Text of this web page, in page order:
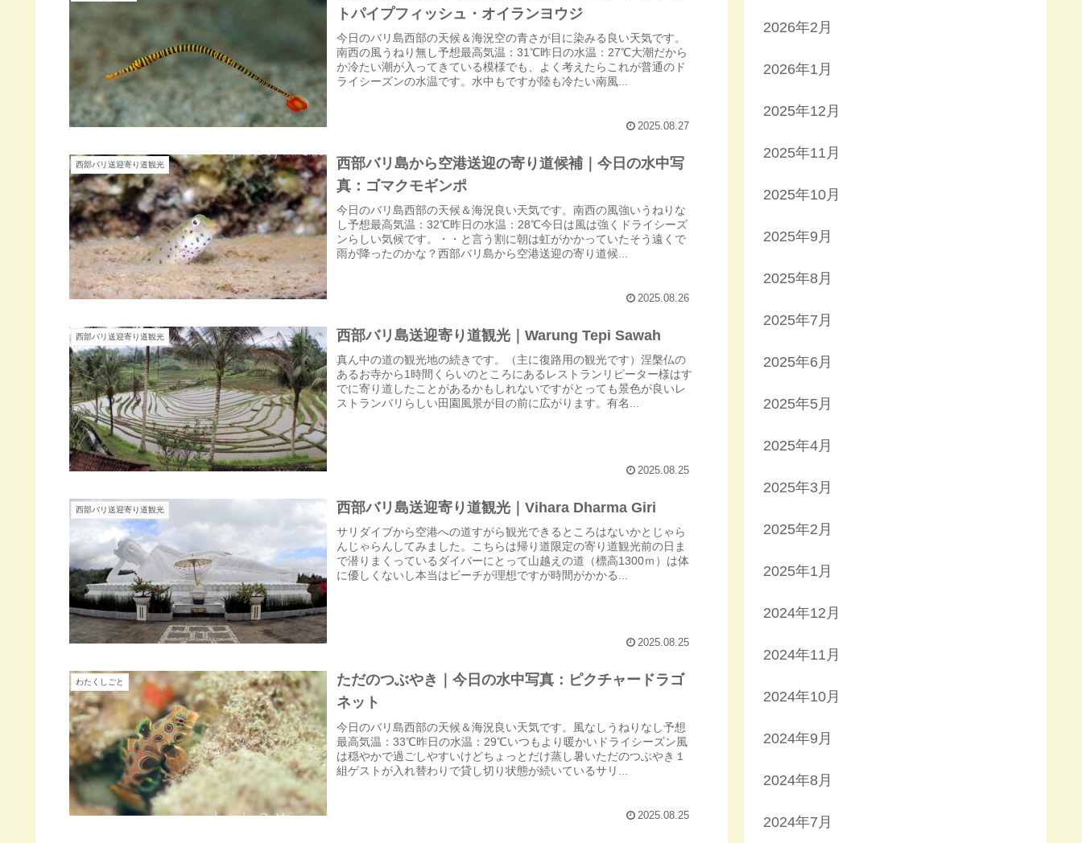
トパイプフィッシュ・オイランヨウジ
今日のバリ島西部の天候＆海況空の青さが目に染みる良い天気です。
南西の風うねり無し予想最高気温：31℃昨日の水温：27℃大潮だから
か冷たい潮が入ってきている模様でも、よく考えたらこれが普通のド
ライシーズンの水温です。水中もですが陸も冷たい南風...
2025.08.27
西部バリ送迎寄り道観光
西部バリ島から空港送迎の寄り道候補｜今日の水中写
真：ゴマクモギンポ
今日のバリ島西部の天候＆海況良い天気です。南西の風強いうねりな
し予想最高気温：32℃昨日の水温：28℃今日は風は強くドライシーズ
ンらしい気候です。・・と言う割に朝は虹がかかっていたそう遠くで
雨が降ったのかな？西部バリ島から空港送迎の寄り道候...
2025.08.26
西部バリ送迎寄り道観光 西部バリ島送迎寄り道観光｜Warung Tepi Sawah
真ん中の道の観光地の続きです。（主に復路用の観光です）涅槃仏の
あるお寺から1時間くらいのところにあるレストランリピーター様はす
でに寄り道したことがあるかもしれないですがとっても景色が良いレ
ストランバリらしい田園風景が目の前に広がります。有名...
2025.08.25
西部バリ送迎寄り道観光 西部バリ島送迎寄り道観光｜Vihara Dharma Giri
サリダイブから空港への道すがら観光できるところはないかとじゃら
んじゃらんしてみました。こちらは帰り道限定の寄り道観光前の日ま
で潜りまくっているダイバーにとって山越えの道（標高1300ｍ）は体
に優しくないし本当はビーチが理想ですが時間がかかる...
2025.08.25
わたくしごと
ただのつぶやき｜今日の水中写真：ピクチャードラゴ
ネット
今日のバリ島西部の天候＆海況良い天気です。風なしうねりなし予想
最高気温：33℃昨日の水温：29℃いつもより暖かいドライシーズン風
は穏やかで過ごしやすいけどちょっとだけ蒸し暑いただのつぶやき１
組ゲストが入れ替わりで貸し切り状態が続いているサリ...
2025.08.25
2026年2月
2026年1月
2025年12月
2025年11月
2025年10月
2025年9月
2025年8月
2025年7月
2025年6月
2025年5月
2025年4月
2025年3月
2025年2月
2025年1月
2024年12月
2024年11月
2024年10月
2024年9月
2024年8月
2024年7月